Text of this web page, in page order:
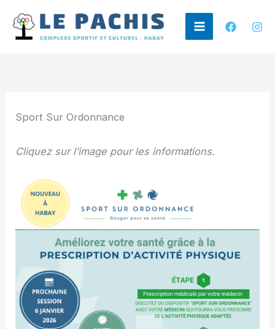
Sport Sur Ordonnance
Cliquez sur l’image pour les informations.